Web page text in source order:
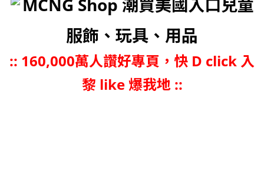
MCNG Shop 潮買美國入口兒童
服飾、玩具、用品
:: 160,000萬人讚好專頁，快 D click 入
黎 like 爆我地 ::